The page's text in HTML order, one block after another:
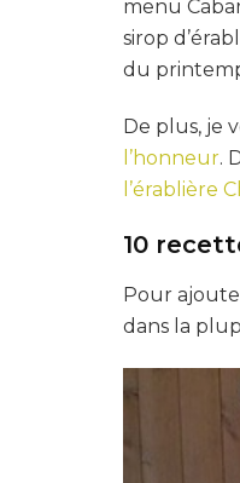
menu
sirop
du
De plus, je
l’honneur.
l’érablière
10
Pour
dans la